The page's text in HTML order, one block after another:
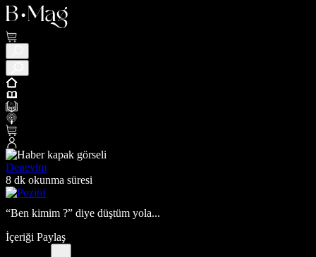
Deneyim
8 dk okunma süresi
“Ben kimim ?” diye düştüm yola...
İçeriği Paylaş